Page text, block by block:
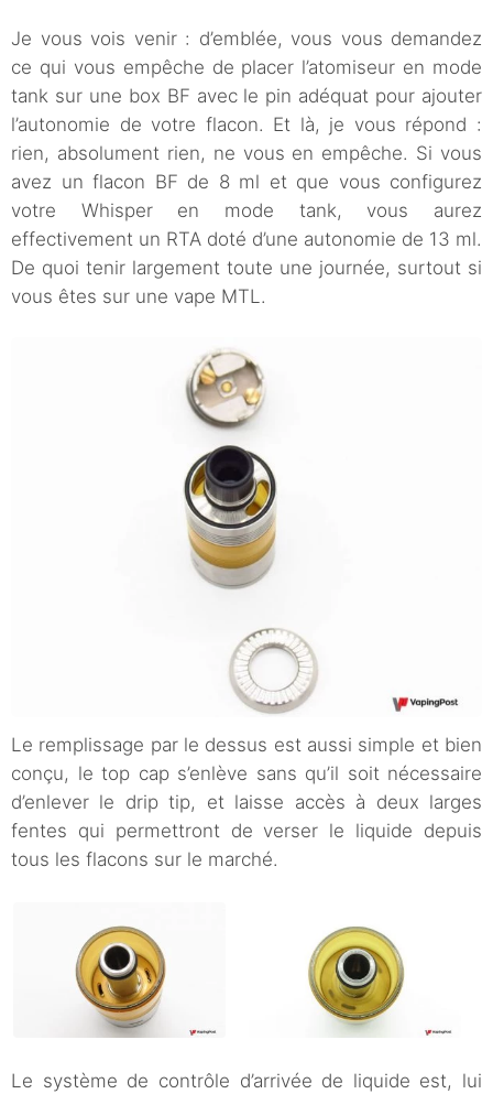
Je vous vois venir : d’emblée, vous vous demandez
ce qui vous empêche de placer l’atomiseur en mode
tank sur une box BF avec le pin adéquat pour ajouter
l’autonomie de votre flacon. Et là, je vous répond :
rien, absolument rien, ne vous en empêche. Si vous
avez un flacon BF de 8 ml et que vous configurez
votre Whisper en mode tank, vous aurez
effectivement un RTA doté d’une autonomie de 13 ml.
De quoi tenir largement toute une journée, surtout si
vous êtes sur une vape MTL.
Le remplissage par le dessus est aussi simple et bien
conçu, le top cap s’enlève sans qu’il soit nécessaire
d’enlever le drip tip, et laisse accès à deux larges
fentes qui permettront de verser le liquide depuis
tous les flacons sur le marché.
Le système de contrôle d’arrivée de liquide est, lui